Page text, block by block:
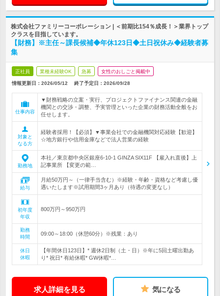
株式会社ファミリーコーポレーション | ＜前期比154％成長！＞業界トップ
クラスを目指しています。
【財務】※主任～課長候補◆年休123日◆土日祝休み◆経験者募
集
正社員 業種未経験OK 急募 女性のおしごと掲載中
情報更新日：2026/05/12 終了予定日： 2026/09/28
仕事内容
▼財務戦略の立案・実行、プロジェクトファイナンス関連の金融
機関との交渉・調整、予実管理といった企業の財務活動全般をお
任せします。
対象と
なる方
経験者採用！【必須】▼事業会社での金融機関対応経験【歓迎】
☆地方銀行や信用金庫などで法人営業の経験
勤務地
本社／東京都中央区銀座6-10-1 GINZA SIX11F 【雇入れ直後】上
記事業所 【変更の範…
給与
月給50万円～（一律手当含む）※経験・年齢・資格など考慮し優
遇いたします※試用期間3ヶ月あり（待遇の変更なし）
初年度
年収
800万円～950万円
勤務
時間
09:00～18:00（休憩60分）※残業：あり
休日
休暇
【年間休日123日】* 週休2日制（土・日）※年に5回土曜出勤あ
り* 祝日* 有給休暇* GW休暇*…
求人詳細を見る 気になる